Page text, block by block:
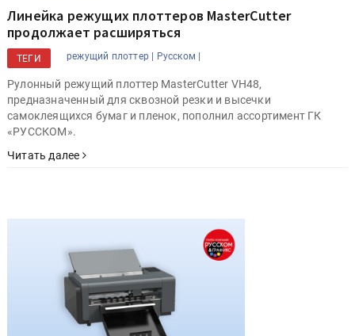
Линейка режущих плоттеров MasterCutter
продолжает расширяться
ТЕГИ режущий плоттер | Русском |
Рулонный режущий плоттер MasterCutter VH48,
предназначенный для сквозной резки и высечки
самоклеящихся бумаг и пленок, пополнил ассортимент ГК
«РУССКОМ».
Читать далее